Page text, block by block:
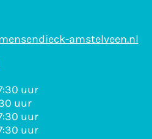
amstelveen.nl
uur
uur
uur
uur